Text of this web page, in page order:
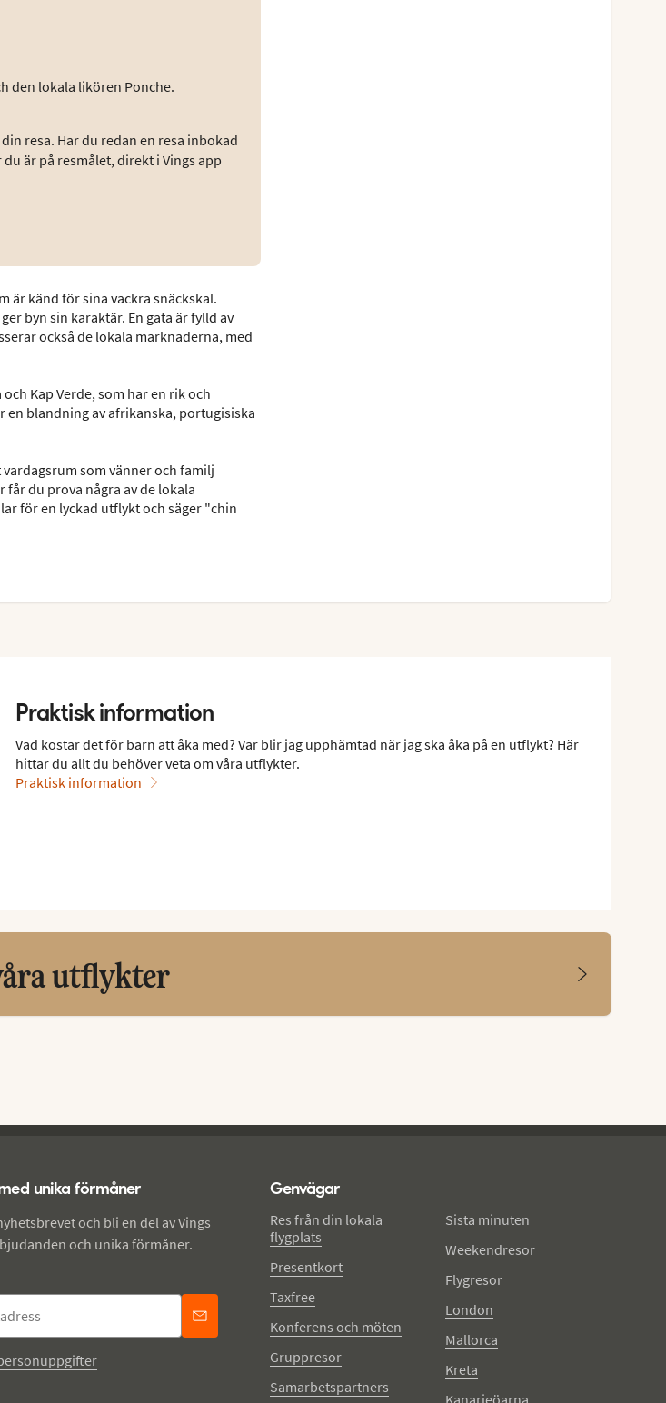
den lokala likören Ponche.
resa. Har du redan en resa inbokad
är på resmålet, direkt i Vings app
är känd för sina vackra snäckskal.
byn sin karaktär. En gata är fylld av
också de lokala marknaderna, med
Kap Verde, som har en rik och
en blandning av afrikanska, portugisiska
som vänner och familj
får du prova några av de lokala
för en lyckad utflykt och säger "chin
Praktisk information
Vad kostar det för barn att åka med? Var blir jag upphämtad när jag ska åka på en utflykt? Här
hittar du allt du behöver veta om våra utflykter.
Praktisk information
utflykter
unika förmåner
och bli en del av Vings
och unika förmåner.
Genvägar
Res från din lokala
flygplats
Presentkort
Taxfree
Konferens och möten
Gruppresor
Samarbetspartners
Sista minuten
Weekendresor
Flygresor
London
Mallorca
Kreta